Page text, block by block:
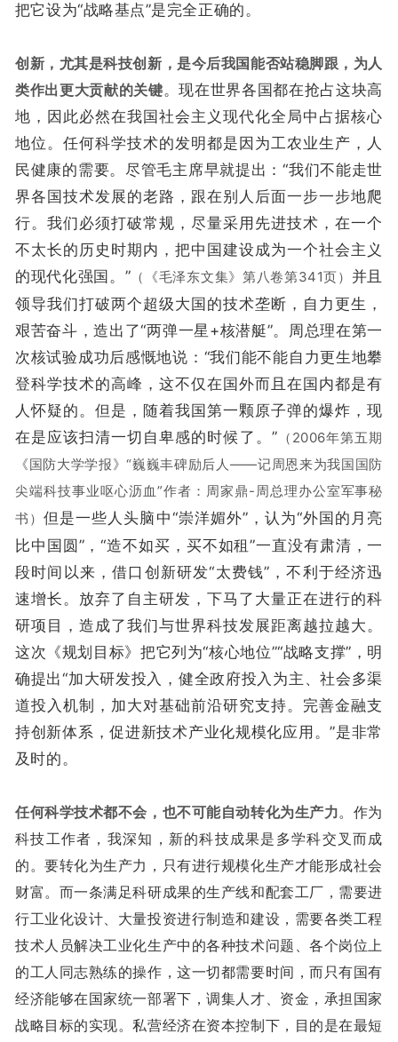
把它设为“战略基点”是完全正确的。
创新，尤其是科技创新，是今后我国能否站稳脚跟，为人
类作出更大贡献的关键。现在世界各国都在抢占这块高
地，因此必然在我国社会主义现代化全局中占据核心
地位。任何科学技术的发明都是因为工农业生产，人
民健康的需要。尽管毛主席早就提出：“我们不能走世
界各国技术发展的老路，跟在别人后面一步一步地爬
行。我们必须打破常规，尽量采用先进技术，在一个
不太长的历史时期内，把中国建设成为一个社会主义
的现代化强国。” （《毛泽东文集》第八卷第341页） 并且
领导我们打破两个超级大国的技术垄断，自力更生，
艰苦奋斗，造出了“两弹一星+核潜艇”。周总理在第一
次核试验成功后感慨地说：“我们能不能自力更生地攀
登科学技术的高峰，这不仅在国外而且在国内都是有
人怀疑的。但是，随着我国第一颗原子弹的爆炸，现
在是应该扫清一切自卑感的时候了。” （2006年第五期
《国防大学学报》“巍巍丰碑励后人——记周恩来为我国国防
尖端科技事业呕心沥血”作者：周家鼎-周总理办公室军事秘
书）但是一些人头脑中“崇洋媚外”，认为“外国的月亮
比中国圆”，“造不如买，买不如租”一直没有肃清，一
段时间以来，借口创新研发“太费钱”，不利于经济迅
速增长。放弃了自主研发，下马了大量正在进行的科
研项目，造成了我们与世界科技发展距离越拉越大。
这次《规划目标》把它列为“核心地位”“战略支撑”，明
确提出“加大研发投入，健全政府投入为主、社会多渠
道投入机制，加大对基础前沿研究支持。完善金融支
持创新体系，促进新技术产业化规模化应用。”是非常
及时的。
任何科学技术都不会，也不可能自动转化为生产力。作为
科技工作者，我深知，新的科技成果是多学科交叉而成
的。要转化为生产力，只有进行规模化生产才能形成社会
财富。而一条满足科研成果的生产线和配套工厂，需要进
行工业化设计、大量投资进行制造和建设，需要各类工程
技术人员解决工业化生产中的各种技术问题、各个岗位上
的工人同志熟练的操作，这一切都需要时间，而只有国有
经济能够在国家统一部署下，调集人才、资金，承担国家
战略目标的实现。私营经济在资本控制下，目的是在最短